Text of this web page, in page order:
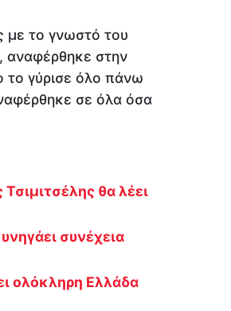
με το γνωστό του
αναφέρθηκε στην
γύρισε όλο πάνω
σε όλα όσα
θα λέει
συνέχεια
ολόκληρη Ελλάδα